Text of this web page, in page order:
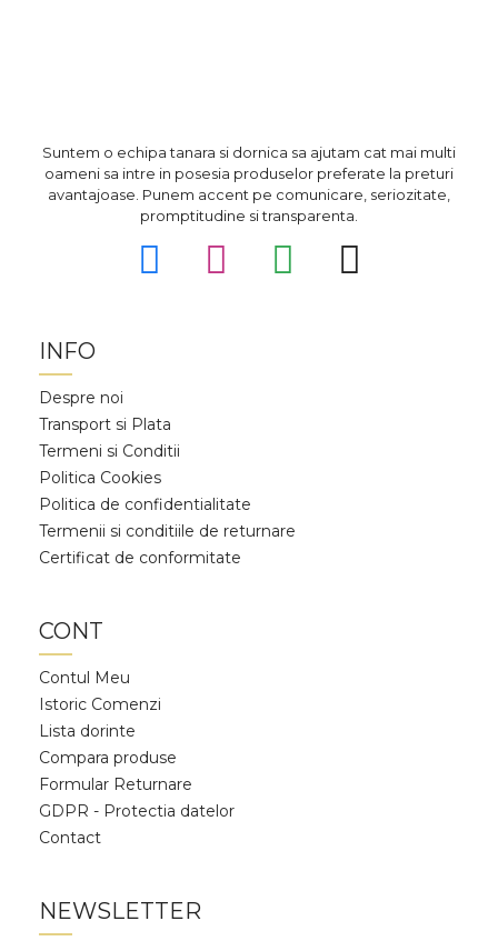
Suntem o echipa tanara si dornica sa ajutam cat mai multi
oameni sa intre in posesia produselor preferate la preturi
avantajoase. Punem accent pe comunicare, seriozitate,
promptitudine si transparenta.
INFO
Despre noi
Transport si Plata
Termeni si Conditii
Politica Cookies
Politica de confidentialitate
Termenii si conditiile de returnare
Certificat de conformitate
CONT
Contul Meu
Istoric Comenzi
Lista dorinte
Compara produse
Formular Returnare
GDPR - Protectia datelor
Contact
NEWSLETTER